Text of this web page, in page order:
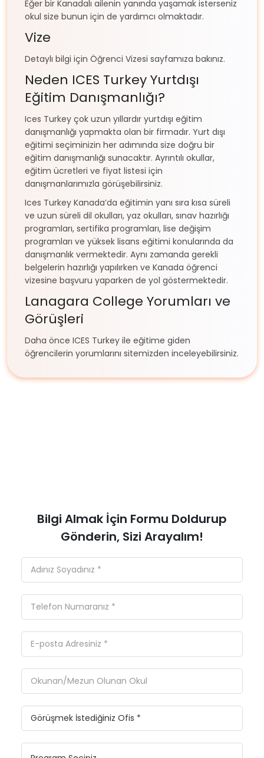
Eğer bir Kanadalı ailenin yanında yaşamak isterseniz
okul size bunun için de yardımcı olmaktadır.
Vize
Detaylı bilgi için Öğrenci Vizesi sayfamıza bakınız.
Neden ICES Turkey Yurtdışı
Eğitim Danışmanlığı?
Ices Turkey çok uzun yıllardır yurtdışı eğitim
danışmanlığı yapmakta olan bir firmadır. Yurt dışı
eğitimi seçiminizin her adımında size doğru bir
eğitim danışmanlığı sunacaktır. Ayrıntılı okullar,
eğitim ücretleri ve fiyat listesi için
danışmanlarımızla görüşebilirsiniz.
Ices Turkey Kanada’da eğitimin yanı sıra kısa süreli
ve uzun süreli dil okulları, yaz okulları, sınav hazırlığı
programları, sertifika programları, lise değişim
programları ve yüksek lisans eğitimi konularında da
danışmanlık vermektedir. Aynı zamanda gerekli
belgelerin hazırlığı yapılırken ve Kanada öğrenci
vizesine başvuru yaparken de yol göstermektedir.
Lanagara College Yorumları ve
Görüşleri
Daha önce ICES Turkey ile eğitime giden
öğrencilerin yorumlarını sitemizden inceleyebilirsiniz.
Bilgi Almak İçin Formu Doldurup
Gönderin, Sizi Arayalım!